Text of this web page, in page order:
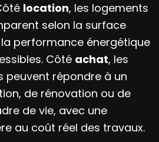
location, les logements
selon la surface
performance énergétique
Côté achat, les
peuvent répondre à un
de rénovation ou de
de vie, avec une
au coût réel des travaux.